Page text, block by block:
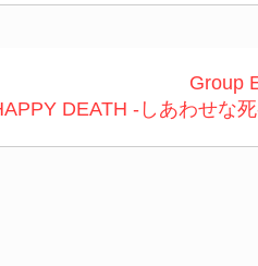
Group
DEATH -しあわせな